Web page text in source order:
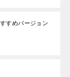
すめバージョン